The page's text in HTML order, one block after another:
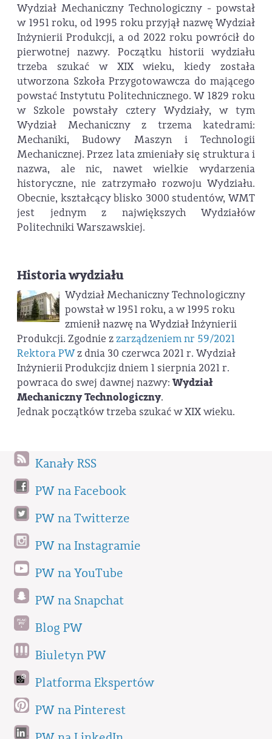
Wydział Mechaniczny Technologiczny - powstał
w 1951 roku, od 1995 roku przyjął nazwę Wydział
Inżynierii Produkcji, a od 2022 roku powrócił do
pierwotnej nazwy. Początku historii wydziału
trzeba szukać w XIX wieku, kiedy została
utworzona Szkoła Przygotowawcza do mającego
powstać Instytutu Politechnicznego. W 1829 roku
w Szkole powstały cztery Wydziały, w tym
Wydział Mechaniczny z trzema katedrami:
Mechaniki, Budowy Maszyn i Technologii
Mechanicznej. Przez lata zmieniały się struktura i
nazwa, ale nic, nawet wielkie wydarzenia
historyczne, nie zatrzymało rozwoju Wydziału.
Obecnie, kształcący blisko 3000 studentów, WMT
jest jednym z największych Wydziałów
Politechniki Warszawskiej.
Historia wydziału
Wydział Mechaniczny Technologiczny
powstał w 1951 roku, a w 1995 roku
zmienił nazwę na Wydział Inżynierii
Produkcji. Zgodnie zzarządzeniem nr 59/2021
Rektora PWz dnia 30 czerwca 2021 r. Wydział
Inżynierii Produkcjiz dniem 1 sierpnia 2021 r.
powraca do swej dawnej nazwy: Wydział
Mechaniczny Technologiczny.
Jednak początków trzeba szukać w XIX wieku.
Kanały RSS
PW na Facebook
PW na Twitterze
PW na Instagramie
PW na YouTube
PW na Snapchat
Blog PW
Biuletyn PW
Platforma Ekspertów
PW na Pinterest